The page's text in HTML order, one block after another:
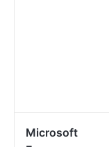
Microsoft